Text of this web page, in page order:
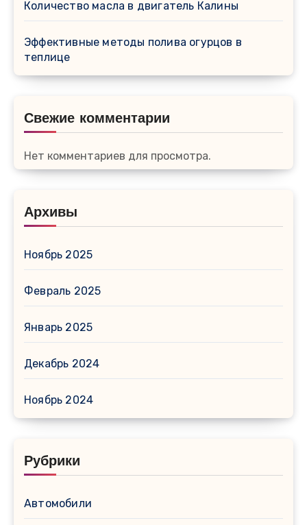
Количество масла в двигатель Калины
Эффективные методы полива огурцов в
теплице
Свежие комментарии
Нет комментариев для просмотра.
Архивы
Ноябрь 2025
Февраль 2025
Январь 2025
Декабрь 2024
Ноябрь 2024
Рубрики
Автомобили